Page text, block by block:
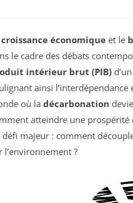
croissance économique et le
le cadre des débats
intérieur brut (PIB)
ainsi
où la décarbonation
atteindre une prospérité
défi majeur : comment
l’environnement ?